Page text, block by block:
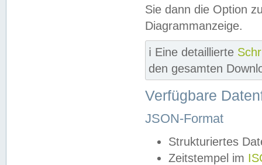
Sie dann die Option
Diagrammanzeige.
ℹ️ Eine detaillierte
den gesamten
Verfügbare
JSON-Format
Strukturiertes
Zeitstempel im